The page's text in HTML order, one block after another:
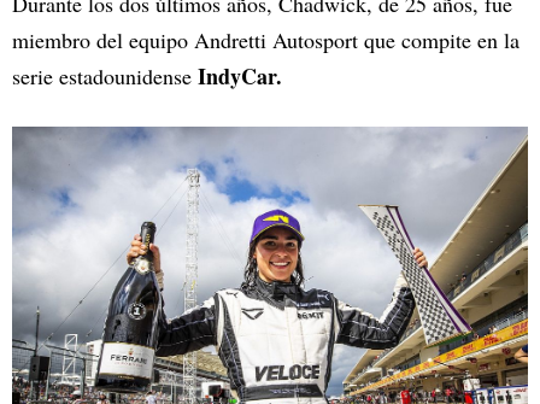
miembro del equipo Andretti Autosport que compite en la
serie estadounidense IndyCar.